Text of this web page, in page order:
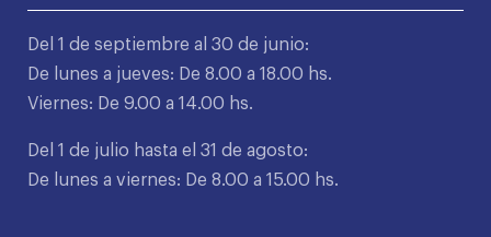
Del 1 de septiembre al 30 de junio:
De lunes a jueves: De 8.00 a 18.00 hs.
Viernes: De 9.00 a 14.00 hs.
Del 1 de julio hasta el 31 de agosto:
De lunes a viernes: De 8.00 a 15.00 hs.